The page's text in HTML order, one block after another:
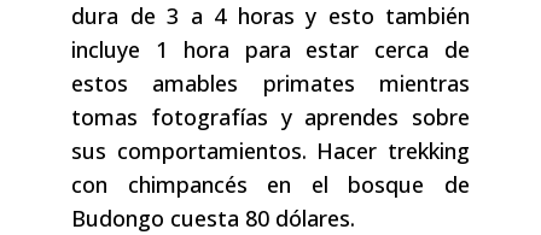
dura de 3 a 4 horas y esto también
incluye 1 hora para estar cerca de
estos amables primates mientras
tomas fotografías y aprendes sobre
sus comportamientos. Hacer trekking
con chimpancés en el bosque de
Budongo cuesta 80 dólares.